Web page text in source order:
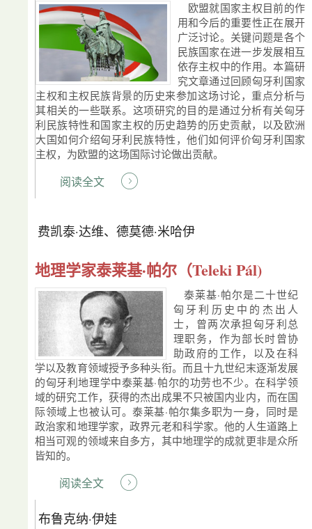
欧盟就国家主权目前的作
用和今后的重要性正在展开
广泛讨论。关键问题是各个
民族国家在进一步发展相互
依存主权中的作用。本篇研
究文章通过回顾匈牙利国家
主权和主权民族背景的历史来参加这场讨论，重点分析与
其相关的一些联系。这项研究的目的是通过分析有关匈牙
利民族特性和国家主权的历史趋势的历史贡献，以及欧洲
大国如何介绍匈牙利民族特性，他们如何评价匈牙利国家
主权，为欧盟的这场国际讨论做出贡献。
阅读全文
费凯泰·达维、德莫德·米哈伊
地理学家泰莱基·帕尔（Teleki Pál)
泰莱基·帕尔是二十世纪
匈牙利历史中的杰出人
士，曾两次承担匈牙利总
理职务，作为部长时曾协
助政府的工作，以及在科
学以及教育领域授予多种头衔。而且十九世纪末逐渐发展
的匈牙利地理学中泰莱基·帕尔的功劳也不少。在科学领
域的研究工作，获得的杰出成果不只被国内业内，而在国
际领域上也被认可。泰莱基·帕尔集多职为一身，同时是
政治家和地理学家，政界元老和科学家。他的人生道路上
相当可观的领域来自多方，其中地理学的成就更非是众所
皆知的。
阅读全文
布鲁克纳·伊娃